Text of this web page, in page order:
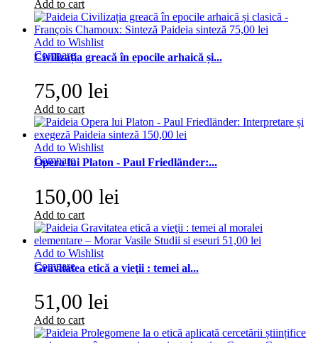
Add to cart
Add to Wishlist
Compare
Civilizația greacă în epocile arhaică și...
75,00 lei
Add to cart
Add to Wishlist
Compare
Opera lui Platon - Paul Friedländer:...
150,00 lei
Add to cart
Add to Wishlist
Compare
Gravitatea etică a vieţii : temei al...
51,00 lei
Add to cart